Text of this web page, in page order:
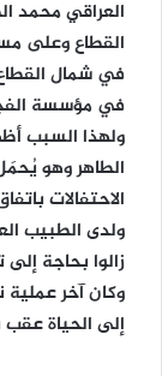
العراقي محمد
القطاع وعلى
في مؤسسة
ولهذا السبب
الطاهر وهو
الاحتفالات
ولدى الطبيب
زالوا بحاجة
وكان آخر عملية
إلى الحياة عقب